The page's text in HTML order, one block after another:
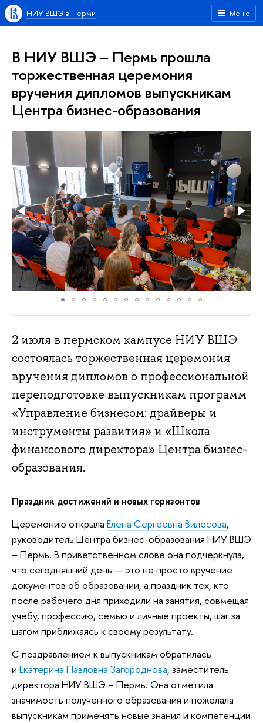
Меню
НИУ ВШЭ в Перми
В НИУ ВШЭ – Пермь прошла
торжественная церемония
вручения дипломов выпускникам
Центра бизнес-образования
2 июля в пермском кампусе НИУ ВШЭ
состоялась торжественная церемония
вручения дипломов о профессиональной
переподготовке выпускникам программ
«Управление бизнесом: драйверы и
инструменты развития» и «Школа
финансового директора» Центра бизнес-
образования.
Праздник достижений и новых горизонтов
Церемонию открыла Елена Сергеевна Вилесова,
руководитель Центра бизнес-образования НИУ ВШЭ
– Пермь. В приветственном слове она подчеркнула,
что сегодняшний день — это не просто вручение
документов об образовании, а праздник тех, кто
после рабочего дня приходили на занятия, совмещая
учёбу, профессию, семью и личные проекты, шаг за
шагом приближаясь к своему результату.
С поздравлением к выпускникам обратилась
и Екатерина Павловна Загороднова, заместитель
директора НИУ ВШЭ – Пермь. Она отметила
значимость полученного образования и пожелала
выпускникам применять новые знания и компетенции